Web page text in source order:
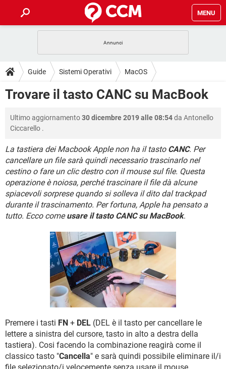
MENU
INTRATTENIMENTO ANDROID
iOS WINDOWS 10
TIKTOK
GUIDE
COVID-19
INTRATTENIMENTO ANDROID
iOS WINDOWS 10
TIKTOK FACEBOOK
HARDWARE
DOWNLOAD
INTRATTENIMENTO
INSTAGRAM WHATSAPP
FACEBOOK
HARDWARE
FORUM
INTRATTENIMENTO ANDROID
iOS WINDOWS 10
INSTAGRAM WHATSAPP
TIKTOK FACEBOOK
HARDWARE
COVID-19 GAMING
INTRATTENIMENTO ANDROID
iOS WINDOWS 10
INSTAGRAM WHATSAPP
Guide Sistemi Operativi MacOS
Trovare il tasto CANC su MacBook
Ultimo aggiornamento30 dicembre 2019 alle 08:54da Antonello
Ciccarello .
La tastiera dei Macbook Apple non ha il tasto CANC. Per
cancellare un file sarà quindi necessario trascinarlo nel
cestino o fare un clic destro con il mouse sul file. Questa
operazione è noiosa, perché trascinare il file dà alcune
spiacevoli sorprese quando si solleva il dito dal trackpad
durante il trascinamento. Per fortuna, Apple ha pensato a
tutto. Ecco comeusare il tasto CANC su MacBook.
Premere i tasti FN + DEL (DEL è il tasto per cancellare le
lettere a sinistra del cursore, tasto in alto a destra della
tastiera). Cosi facendo la combinazione reagirà come il
classico tasto "Cancella" e sarà quindi possibile eliminare il/i